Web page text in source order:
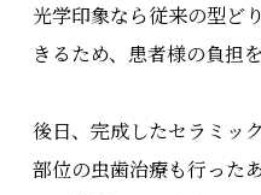
光学印象なら従来の型ど
きるため、患者様の負担
後日、完成したセラミッ
部位の虫歯治療も行った